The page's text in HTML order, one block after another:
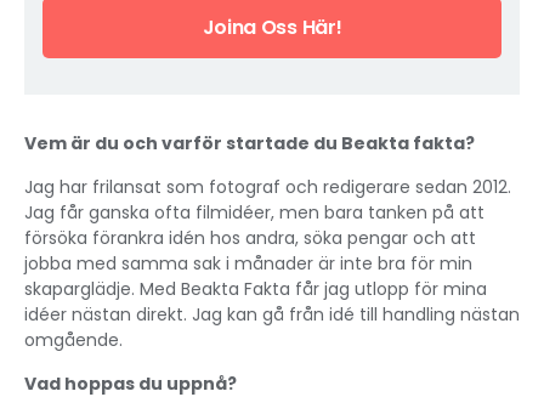
Joina Oss Här!
Vem är du och varför startade du Beakta fakta?
Jag har frilansat som fotograf och redigerare sedan 2012.
Jag får ganska ofta filmidéer, men bara tanken på att
försöka förankra idén hos andra, söka pengar och att
jobba med samma sak i månader är inte bra för min
skaparglädje. Med Beakta Fakta får jag utlopp för mina
idéer nästan direkt. Jag kan gå från idé till handling nästan
omgående.
Vad hoppas du uppnå?